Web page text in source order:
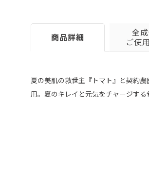
商品詳細
全
ご使
夏の美肌の救世主『トマト』と契約
用。夏のキレイと元気をチャージする